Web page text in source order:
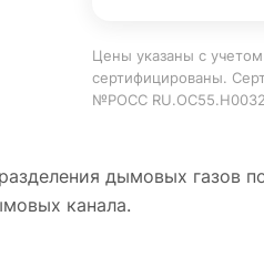
Цены указаны с
сертифицированы.
№РОСС
дымовых газов
канала.